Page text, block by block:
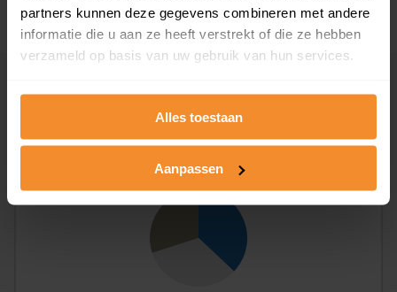
partners kunnen deze gegevens combineren met andere
informatie die u aan ze heeft verstrekt of die ze hebben
verzameld op basis van uw gebruik van hun services.
Alles toestaan
Aanpassen
Inwoners
Type huishoudens